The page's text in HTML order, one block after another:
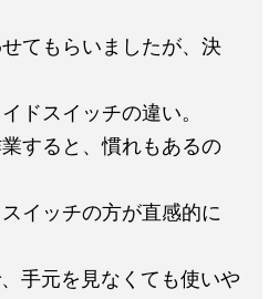
てもらいましたが、決
ドスイッチの違い。
すると、慣れもあるの
イッチの方が直感的に
手元を見なくても使いや